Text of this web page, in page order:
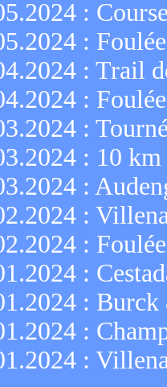
:
:
: Trail
:
:
: 10 km
:
:
:
:
: Burck
:
: